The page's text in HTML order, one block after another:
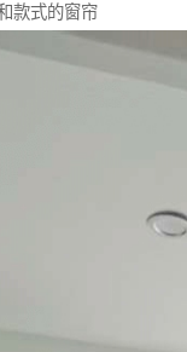
款式的窗帘